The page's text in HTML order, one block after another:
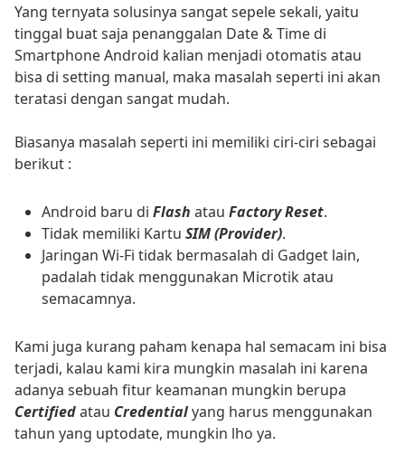
Yang ternyata solusinya sangat sepele sekali, yaitu
tinggal buat saja penanggalan Date & Time di
Smartphone Android kalian menjadi otomatis atau
bisa di setting manual, maka masalah seperti ini akan
teratasi dengan sangat mudah.
Biasanya masalah seperti ini memiliki ciri-ciri sebagai
berikut :
Android baru di Flash atau Factory Reset.
Tidak memiliki Kartu SIM (Provider).
Jaringan Wi-Fi tidak bermasalah di Gadget lain,
padalah tidak menggunakan Microtik atau
semacamnya.
Kami juga kurang paham kenapa hal semacam ini bisa
terjadi, kalau kami kira mungkin masalah ini karena
adanya sebuah fitur keamanan mungkin berupa
Certifiedatau Credentialyang harus menggunakan
tahun yang uptodate, mungkin lho ya.